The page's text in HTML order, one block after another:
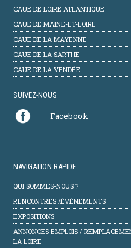
CAUE DE LOIRE ATLANTIQUE
CAUE DE MAINE-ET-LOIRE
CAUE DE LA MAYENNE
CAUE DE LA SARTHE
CAUE DE LA VENDÉE
SUIVEZ-NOUS
Facebook
NAVIGATION RAPIDE
QUI SOMMES-NOUS ?
RENCONTRES /ÉVÈNEMENTS
EXPOSITIONS
ANNONCES EMPLOIS /
LA LOIRE